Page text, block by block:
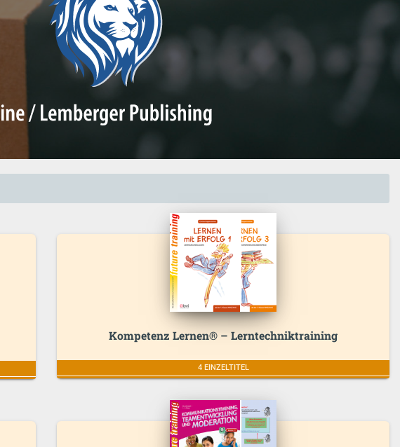
Kompetenz Lernen® – Lerntechniktraining
4 EINZELTITEL